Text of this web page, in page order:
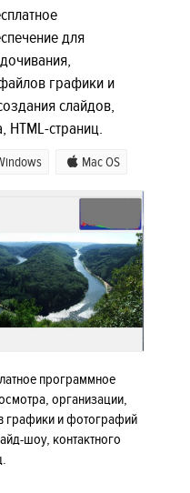
для
графики и
слайдов,
HTML-страниц.
Mac OS
программное
организации,
графики и фотографий
шоу, контактного